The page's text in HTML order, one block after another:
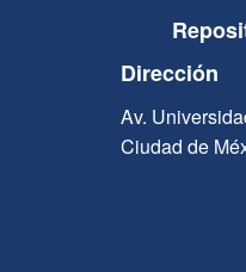
Dirección
Av.
Ciudad de